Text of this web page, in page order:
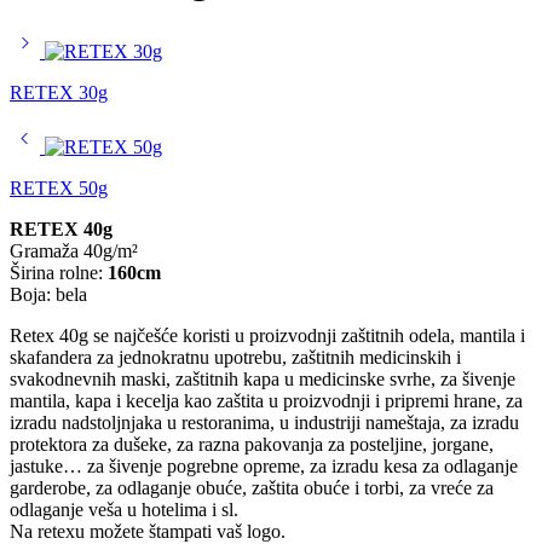
RETEX 30g
RETEX 50g
RETEX 40g
Gramaža 40g/m²
Širina rolne: 160cm
Boja: bela
Retex 40g se najčešće koristi u proizvodnji zaštitnih odela, mantila i
skafandera za jednokratnu upotrebu, zaštitnih medicinskih i
svakodnevnih maski, zaštitnih kapa u medicinske svrhe, za šivenje
mantila, kapa i kecelja kao zaštita u proizvodnji i pripremi hrane, za
izradu nadstoljnjaka u restoranima, u industriji nameštaja, za izradu
protektora za dušeke, za razna pakovanja za posteljine, jorgane,
jastuke… za šivenje pogrebne opreme, za izradu kesa za odlaganje
garderobe, za odlaganje obuće, zaštita obuće i torbi, za vreće za
odlaganje veša u hotelima i sl.
Na retexu možete štampati vaš logo.